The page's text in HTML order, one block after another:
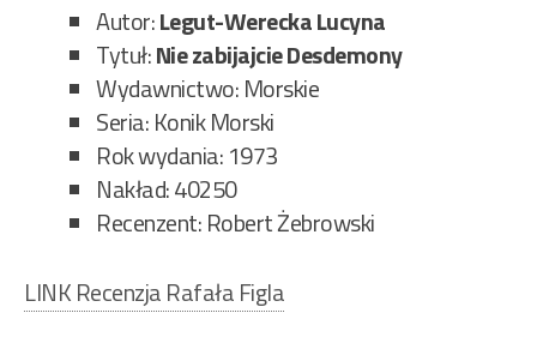
Autor:Legut-Werecka Lucyna
Tytuł:Nie zabijajcie Desdemony
Wydawnictwo: Morskie
Seria: Konik Morski
Rok wydania: 1973
Nakład: 40250
Recenzent: Robert Żebrowski
LINK Recenzja Rafała Figla